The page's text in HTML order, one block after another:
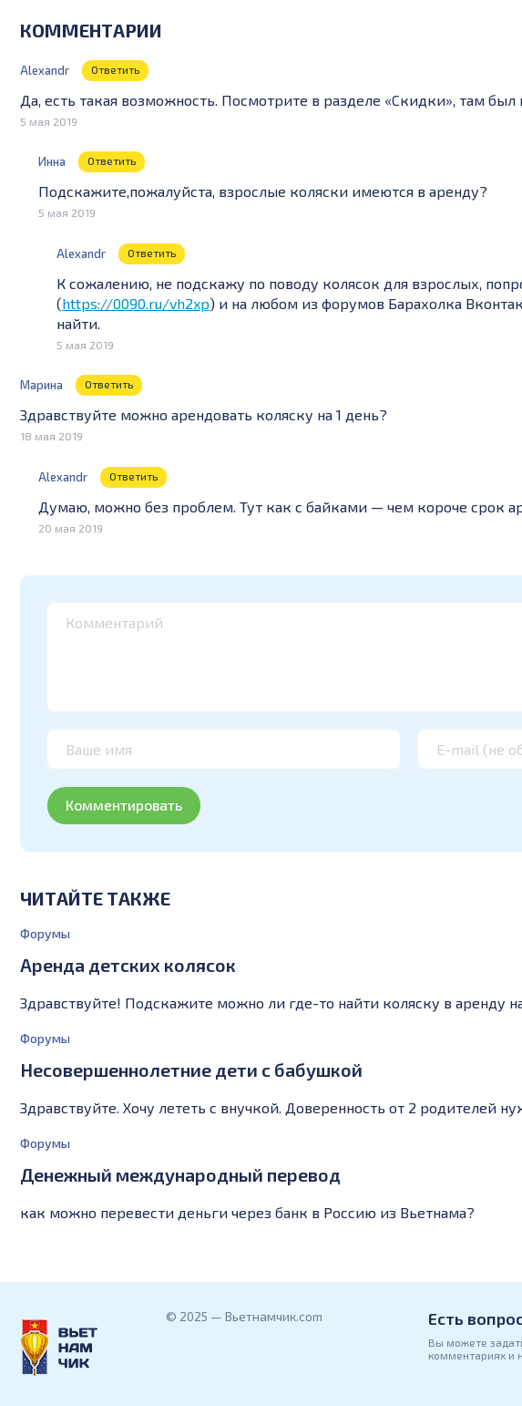
КОММЕНТАРИИ
Alexandr Ответить
Да, есть такая возможность. Посмотрите в разделе «Скидки», там был
5 мая 2019
Инна Ответить
Подскажите,пожалуйста, взрослые коляски имеются в аренду?
5 мая 2019
Alexandr Ответить
К сожалению, не подскажу по поводу колясок для взрослых,
(https://0090.ru/vh2xp) и на любом из форумов Барахолка
найти.
5 мая 2019
Марина Ответить
Здравствуйте можно арендовать коляску на 1 день?
18 мая 2019
Alexandr Ответить
Думаю, можно без проблем. Тут как с байками — чем короче срок
20 мая 2019
ЧИТАЙТЕ ТАКЖЕ
Форумы
Аренда детских колясок
Здравствуйте! Подскажите можно ли где-то найти коляску в аренду
Форумы
Несовершеннолетние дети с бабушкой
Здравствуйте. Хочу лететь с внучкой. Доверенность от 2 родителей
Форумы
Денежный международный перевод
как можно перевести деньги через банк в Россию из Вьетнама?
© 2025 — Вьетнамчик.com Есть
Вы можете
комментариях и